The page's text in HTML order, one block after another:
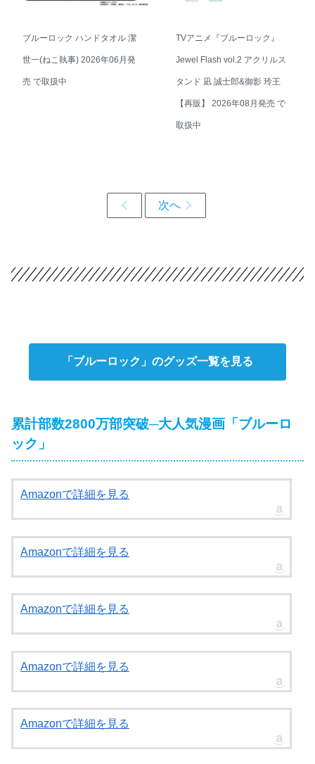
ブルーロック ハンドタオル 潔
世一(ねこ執事) 2026年06月発
売 で取扱中
TVアニメ『ブルーロック』
Jewel Flash vol.2 アクリルス
タンド 凪 誠士郎&御影 玲王
【再販】 2026年08月発売 で
取扱中
「ブルーロック」のグッズ一覧を見る
累計部数2800万部突破─大人気漫画「ブルーロ
ック」
Amazonで詳細を見る
Amazonで詳細を見る
Amazonで詳細を見る
Amazonで詳細を見る
Amazonで詳細を見る